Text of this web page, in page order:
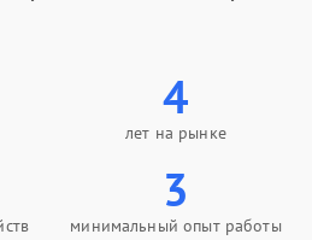
4
лет на рынке
3
минимальный опыт работы